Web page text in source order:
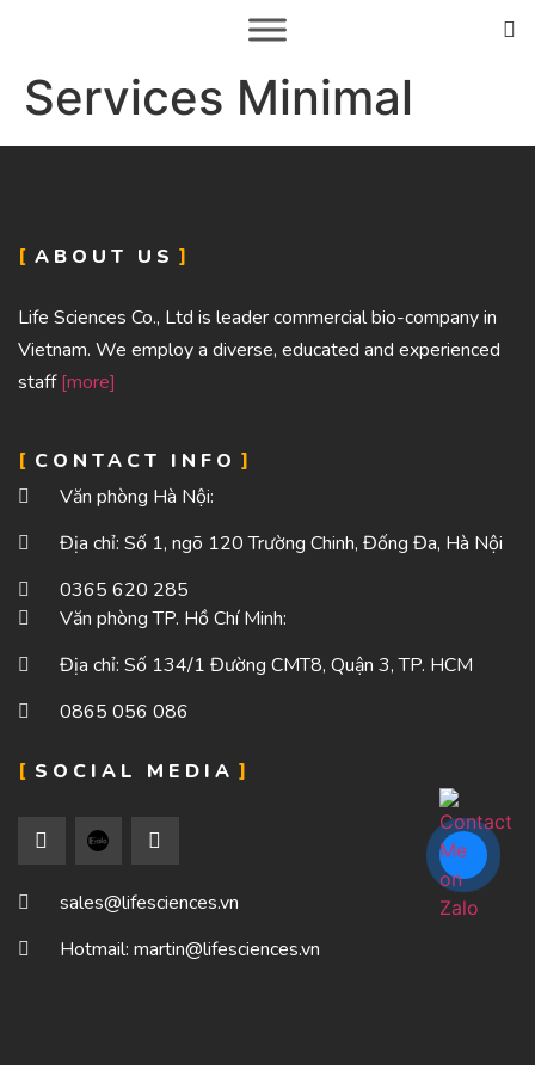
Services Minimal
ABOUT US
Life Sciences Co., Ltd is leader commercial bio-company in
Vietnam. We employ a diverse, educated and experienced
staff[more]
CONTACT INFO
Văn phòng Hà Nội:
Địa chỉ: Số 1, ngõ 120 Trường Chinh, Đống Đa, Hà Nội
0365 620 285
Văn phòng TP. Hồ Chí Minh:
Địa chỉ: Số 134/1 Đường CMT8, Quận 3, TP. HCM
0865 056 086
SOCIAL MEDIA
sales@lifesciences.vn
Hotmail: martin@lifesciences.vn